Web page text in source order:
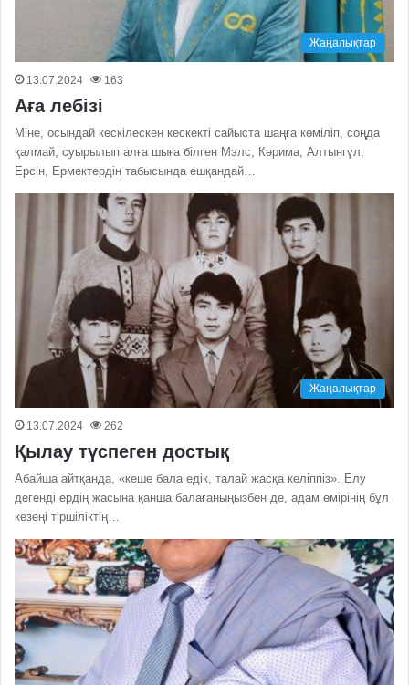
Жаңалықтар
13.07.2024 163
Аға лебізі
Міне, осындай кескілескен кескекті сайыста шаңға көміліп, соңда
қалмай, суырылып алға шыға білген Мэлс, Кәрима, Алтынгүл,
Ерсін, Ермектердің табысында ешқандай…
Жаңалықтар
13.07.2024 262
Қылау түспеген достық
Абайша айтқанда, «кеше бала едік, талай жасқа келіппіз». Елу
дегенді ердің жасына қанша балағаныңызбен де, адам өмірінің бұл
кезеңі тіршіліктің…